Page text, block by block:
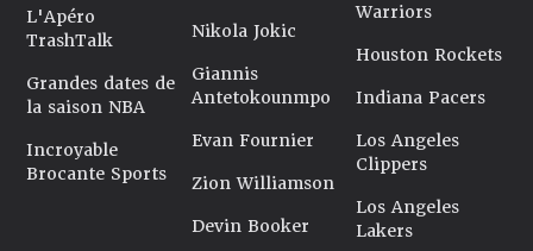
L'Apéro
TrashTalk
Grandes dates de
la saison NBA
Incroyable
Brocante Sports
Nikola Jokic
Giannis
Antetokounmpo
Evan Fournier
Zion Williamson
Devin Booker
Warriors
Houston Rockets
Indiana Pacers
Los Angeles
Clippers
Los Angeles
Lakers